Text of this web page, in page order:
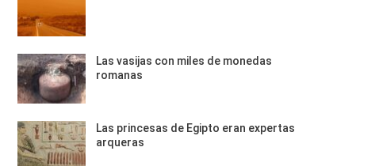
Las vasijas con miles de monedas
romanas
Las princesas de Egipto eran expertas
arqueras